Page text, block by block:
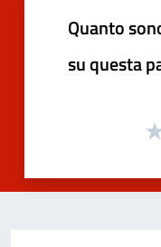
Quanto
su questa